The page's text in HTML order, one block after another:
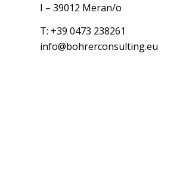
I – 39012 Meran/o
T: +39 0473 238261
info@bohrerconsulting.eu